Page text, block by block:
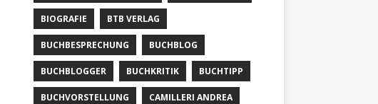
BIOGRAFIE BTB VERLAG
BUCHBESPRECHUNG BUCHBLOG
BUCHBLOGGER BUCHKRITIK BUCHTIPP
BUCHVORSTELLUNG CAMILLERI ANDREA